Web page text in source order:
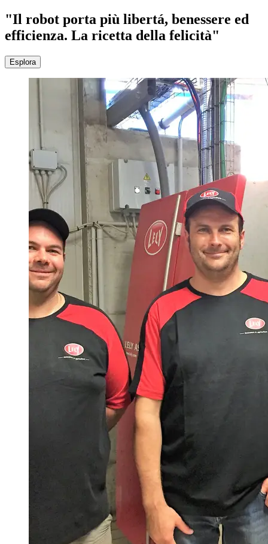
"Il robot porta più libertá, benessere ed
efficienza. La ricetta della felicità"
Esplora